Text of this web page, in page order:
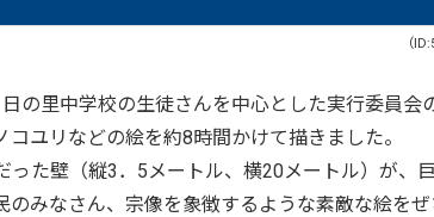
（
の里中学校の生徒さんを中心とした実行委員会
ユリなどの絵を約8時間かけて描きました。
た壁（縦3．5メートル、横20メートル）が、
みなさん、宗像を象徴するような素敵な絵を